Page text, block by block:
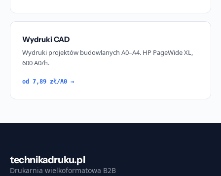
Wydruki CAD
Wydruki projektów budowlanych A0–A4. HP PageWide XL,
600 A0/h.
od 7,89 zł/A0 →
technikadruku.pl
Drukarnia wielkoformatowa B2B